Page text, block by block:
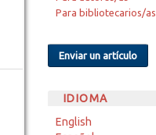
Para bibliotecarios/as
Enviar un artículo
IDIOMA
English